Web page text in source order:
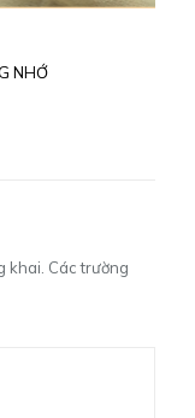
NHỚ
khai. Các trường